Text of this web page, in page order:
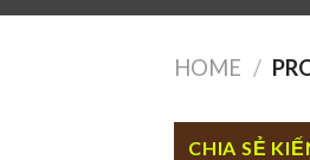
HOME /
CHIA SẺ